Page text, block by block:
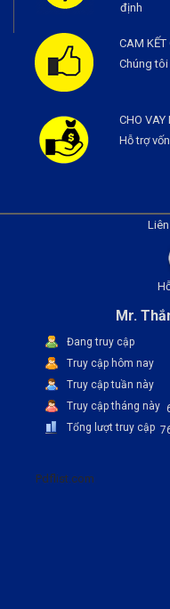
định
CAM KẾT
Chúng
CHO VAY
Hỗ trợ
Mr.
Đang truy cập
Truy cập hôm nay
Truy cập tuần này
Truy cập tháng này
Tổng lượt truy cập
Pdflist.com